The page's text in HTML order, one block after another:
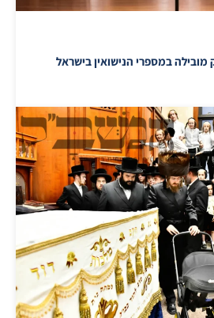
מובילה במספרי הנישואין בישראל